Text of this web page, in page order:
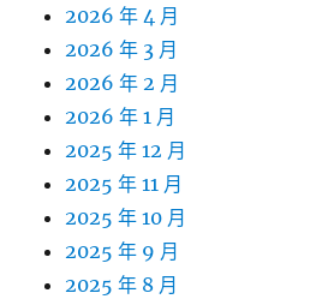
2026 年 4 月
2026 年 3 月
2026 年 2 月
2026 年 1 月
2025 年 12 月
2025 年 11 月
2025 年 10 月
2025 年 9 月
2025 年 8 月